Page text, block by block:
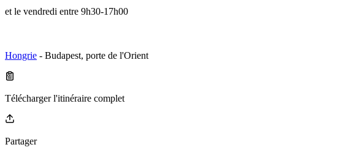
et le vendredi entre 9h30-17h00
Hongrie - Budapest, porte de l'Orient
Télécharger l'itinéraire complet
Partager